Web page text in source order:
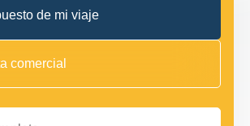
de mi viaje
comercial